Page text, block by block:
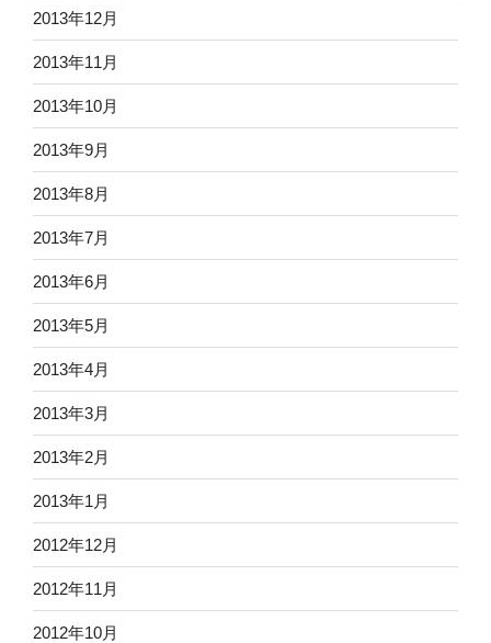
2013年12月
2013年11月
2013年10月
2013年9月
2013年8月
2013年7月
2013年6月
2013年5月
2013年4月
2013年3月
2013年2月
2013年1月
2012年12月
2012年11月
2012年10月